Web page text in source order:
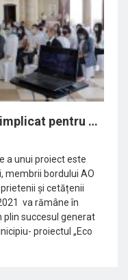
UE // „Eco Cahul - Cetățean implicat pentru un oraș curat!”
a unui proiect este
membrii bordului AO
și cetățenii
va rămâne în
plin succesul generat
proiectul „Eco